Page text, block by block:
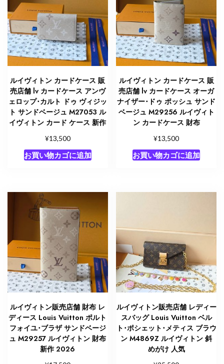
ルイヴィトン カードケース 販
売店舗 lv カードケース アンヴ
ェロップ･カルト ドゥ ヴィジッ
ト サンドベージュ M27053 ル
イヴィトン カード ケース 新作
¥13,500
お買い物カゴに追加
ルイヴィトン カードケース 販
売店舗 lv カードケース オーガ
ナイザー･ドゥ ポッシュ サンド
ベージュ M29256 ルイヴィト
ン カードケース 財布
¥13,500
お買い物カゴに追加
ルイヴィトン販売店舗 財布 レ
ディース Louis Vuitton ポルト
フォイユ･ブラザ サンドベージ
ュ M29257 ルイヴィトン 財布
新作 2026
ルイヴィトン販売店舗 レディー
スバッグ Louis Vuitton ベル
ト･ポシェット･メティス ブラウ
ン M4869Z ルイヴィトン 斜
めがけ 人気